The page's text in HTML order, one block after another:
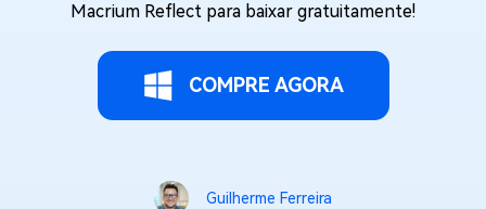
Macrium Reflect para baixar gratuitamente!
COMPRE AGORA
Guilherme Ferreira